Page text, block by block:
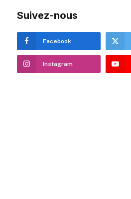
Suivez-nous
Facebook
Instagram